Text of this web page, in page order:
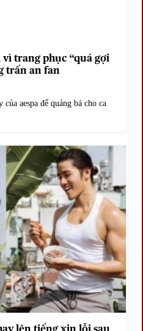
trang phục “quá gợi
trấn an fan
aespa để quảng bá cho ca